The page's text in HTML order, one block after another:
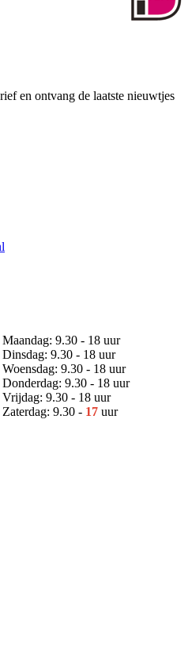
en ontvang de laatste nieuwtjes
Maandag: 9.30 - 18 uur
Dinsdag: 9.30 - 18 uur
Woensdag: 9.30 - 18 uur
Donderdag: 9.30 - 18 uur
Vrijdag: 9.30 - 18 uur
Zaterdag: 9.30 - 17 uur